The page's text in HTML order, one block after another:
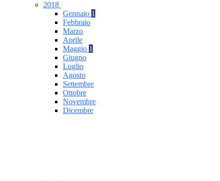
2018
Gennaio 1
Febbraio
Marzo
Aprile
Maggio 1
Giugno
Luglio
Agosto
Settembre
Ottobre
Novembre
Dicembre